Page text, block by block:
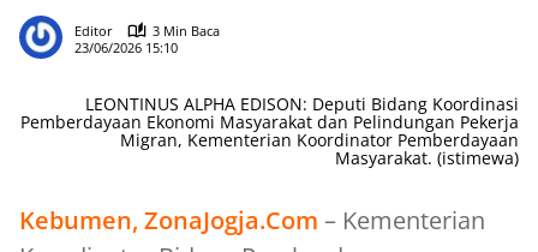
Editor
3 Min Baca
23/06/2026 15:10
LEONTINUS ALPHA EDISON: Deputi Bidang Koordinasi
Pemberdayaan Ekonomi Masyarakat dan Pelindungan Pekerja
Migran, Kementerian Koordinator Pemberdayaan
Masyarakat. (istimewa)
Kebumen, ZonaJogja.Com – Kementerian